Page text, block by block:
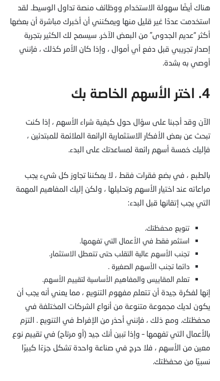
هناك أيضًا سهولة الاستخدام ووظائف منصة تداول الوسيط. لقد
استخدمت عددًا غير قليل منها ويمكنني أن أخبرك مباشرة أن بعضها
أكثر “عديم الجدوى” من البعض الآخر. سيسمح لك الكثير بتجربة
إصدار تجريبي قبل دفع أي أموال ، وإذا كان الأمر كذلك ، فإنني
أوصي به بشدة.
4. اختر الأسهم الخاصة بك
الآن وقد أجبنا على سؤال حول كيفية شراء الأسهم ، إذا كنت
تبحث عن بعض الأفكار الاستثمارية الرائعة الملائمة للمبتدئين ،
فإليك خمسة أسهم رائعة لمساعدتك على البدء.
بالطبع ، في بضع فقرات فقط ، لا يمكننا تجاوز كل شيء يجب
مراعاته عند اختيار الأسهم وتحليلها ، ولكن إليك المفاهيم المهمة
التي يجب إتقانها قبل البدء:
تنويع محفظتك.
استثمر فقط في الأعمال التي تفهمها.
تجنب الأسهم عالية التقلب حتى تتعطل الاستثمار.
دائما تجنب الأسهم الصغيرة .
تعلم المقاييس والمفاهيم الأساسية لتقييم الأسهم.
إنها لفكرة جيدة أن تتعلم مفهوم التنويع ، مما يعني أنه يجب أن
يكون لديك مجموعة متنوعة من أنواع الشركات المختلفة في
محفظتك. ومع ذلك ، فإنني أحذر من الإفراط في التنويع . التزم
بالأعمال التي تفهمها – وإذا تبين أنك جيد (أو مرتاح) في تقييم نوع
معين من الأسهم ، فلا حرج في صناعة واحدة تشكل جزءًا كبيرًا
نسبيًا من محفظتك.